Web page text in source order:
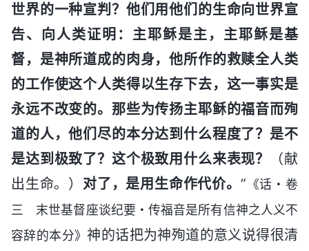
世界的一种宣判？他们用他们的生命向世界宣
告、向人类证明：主耶稣是主，主耶稣是基
督，是神所道成的肉身，他所作的救赎全人类
的工作使这个人类得以生存下去，这一事实是
永远不改变的。那些为传扬主耶稣的福音而殉
道的人，他们尽的本分达到什么程度了？是不
是达到极致了？这个极致用什么来表现？
（献
出生命。） 对了，是用生命作代价。 ” 《话・卷
三 末世基督座谈纪要・传福音是所有信神之人义不
容辞的本分》 神的话把为神殉道的意义说得很清